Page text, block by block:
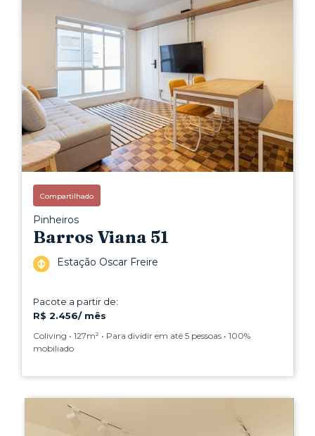
Compartilhado
Pinheiros
Barros Viana 51
Estação Oscar Freire
Pacote a partir de:
R$ 2.456/ mês
Coliving • 127m² • Para dividir em até 5 pessoas • 100%
mobiliado